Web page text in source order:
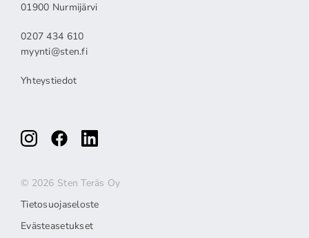
01900 Nurmijärvi
0207 434 610
myynti@sten.fi
Yhteystiedot
© 2026 Sten Teräs Oy
Tietosuojaseloste
Evästeasetukset